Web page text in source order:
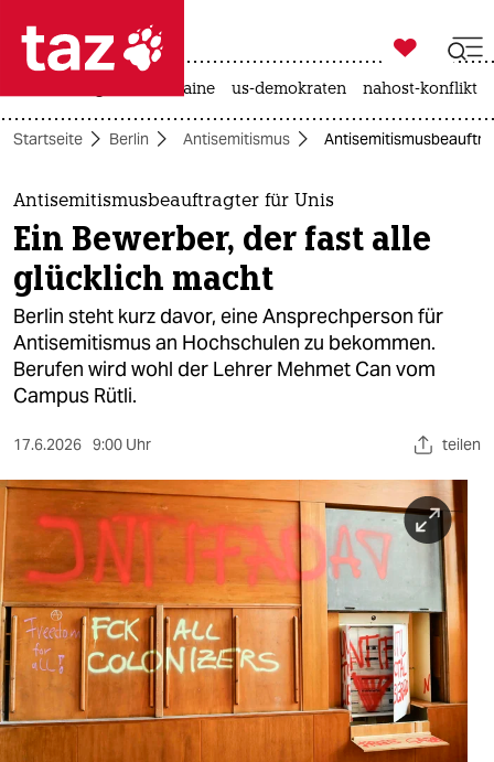
 taz zahl ich
taz zahl ich
themen
politik
öko
gesellschaft
kultur
sport
berlin
nord
wahrheit
verlag
verlag
veranstaltungen

taz zahl ich
krieg in der ukraine us-demokraten nahost-konflikt
Startseite Berlin Antisemitismus
Antisemitismusbeauftragter für Unis
Ein Bewerber, der fast alle
glücklich macht
Berlin steht kurz davor, eine Ansprechperson für
Antisemitismus an Hochschulen zu bekommen.
Berufen wird wohl der Lehrer Mehmet Can vom
Campus Rütli.
17.6.2026 9:00 Uhr teilen